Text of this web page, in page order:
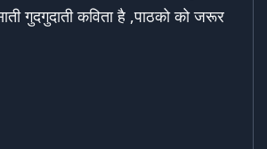
गुदगुदाती कविता है ,पाठको को जरूर